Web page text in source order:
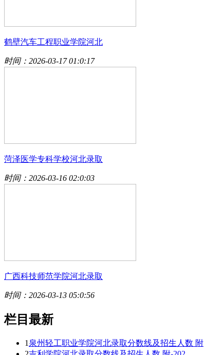
鹤壁汽车工程职业学院河北
时间：2026-03-17 01:0:17
菏泽医学专科学校河北录取
时间：2026-03-16 02:0:03
广西科技师范学院河北录取
时间：2026-03-13 05:0:56
栏目最新
1 泉州轻工职业学院河北录取分数线及招生人数 附